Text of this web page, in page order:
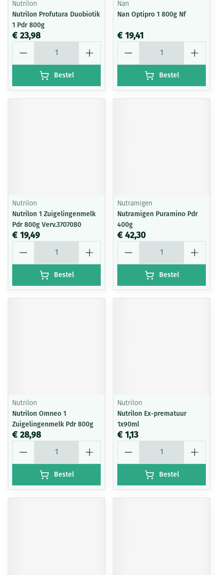
Nutrilon
Nutrilon Profutura Duobiotik
1 Pdr 800g
€ 23,98
Bestel
Nan
Nan Optipro 1 800g Nf
€ 19,41
Bestel
Nutrilon
Nutrilon 1 Zuigelingenmelk
Pdr 800g Verv.3707080
€ 19,49
Bestel
Nutramigen
Nutramigen Puramino Pdr
400g
€ 42,30
Bestel
Nutrilon
Nutrilon Omneo 1
Zuigelingenmelk Pdr 800g
€ 28,98
Bestel
Nutrilon
Nutrilon Ex-prematuur
1x90ml
€ 1,13
Bestel